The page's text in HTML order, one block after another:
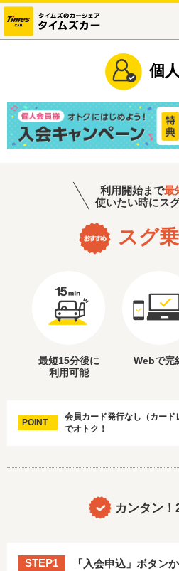
個
利用開始まで最
使いたい時にス
スグ
最短15分後に
利用可能
Webで完
POINT
会員カード発行なし（カー
でオトク！
カンタン
STEP1 「入会申込」ボタン